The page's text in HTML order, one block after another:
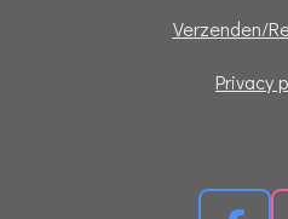
Verzenden/
Privacy